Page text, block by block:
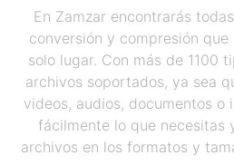
En Zamzar encontrarás
conversión y compresión
solo lugar. Con más de 1100
archivos soportados, ya sea
videos, audios, documentos o
fácilmente lo que necesitas
archivos en los formatos y